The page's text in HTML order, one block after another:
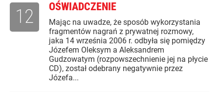
OŚWIADCZENIE
Mając na uwadze, że sposób wykorzystania
fragmentów nagrań z prywatnej rozmowy,
jaka 14 września 2006 r. odbyła się pomiędzy
Józefem Oleksym a Aleksandrem
Gudzowatym (rozpowszechnienie jej na płycie
CD), został odebrany negatywnie przez
Józefa...
12